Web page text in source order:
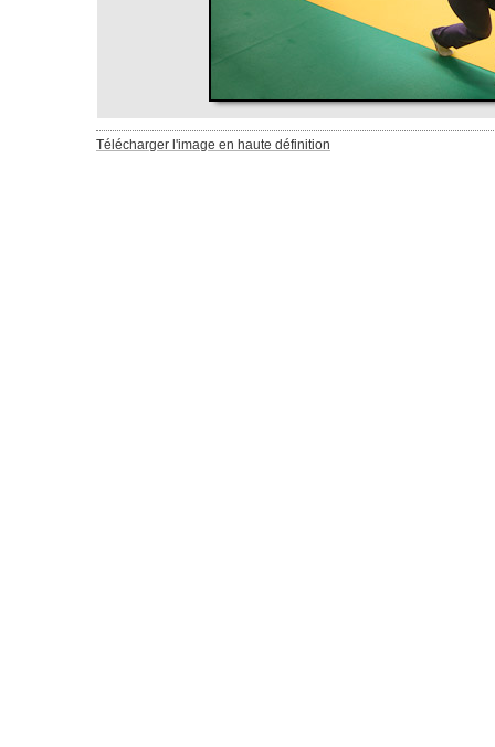
Télécharger l'image en haute définition